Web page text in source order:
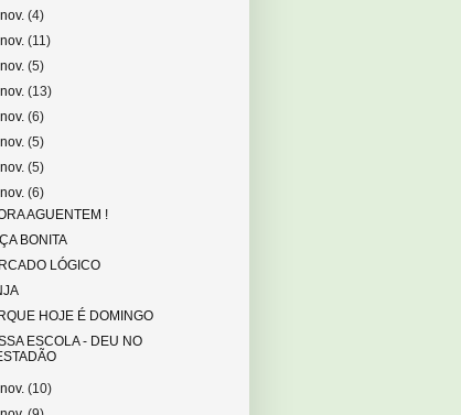
(4)
(11)
(5)
(13)
(6)
(5)
(5)
(6)
AGUENTEM !
BONITA
LÓGICO
HOJE É DOMINGO
ESCOLA - DEU NO
(10)